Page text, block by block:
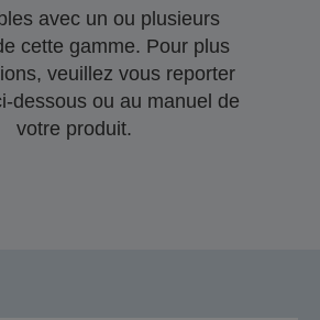
avec un ou plusieurs
cette gamme. Pour plus
veuillez vous reporter
dessous ou au manuel de
votre produit.